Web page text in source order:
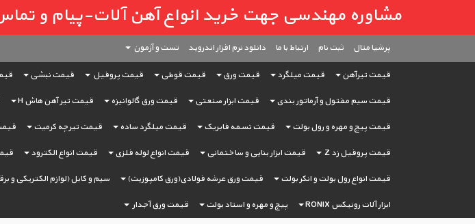
مشاوره مهندسی جهت خرید انواع آهن آلات-پیام و تماس واتس آپ
پرشیا متال ثبت ‌نام ارتباط با ما دانلود نرم افزار اندروید تست و آزمون
قیمت تیرآهن قیمت میلگرد قیمت ورق قیمت قوطی قیمت پروفیل قیمت نبشی
قیمت سیم مفتول و آرماتور بندی قیمت ابزار صنعتی قیمت ورق گالوانیزه قیمت تیر آهن هاش H
قیمت پیچ و مهره و رول بولت قیمت تسمه فابریک قیمت میلگرد ساده قیمت تیرچه کرمیت
قیمت پروفیل زد Z قیمت ابزار بنایی و ساختمانی قیمت انواع لوله فلزی قیمت انواع الکترود
قیمت انواع رول بولت و انکر بولت قیمت ورق عرشه فولادی(ورق کامپوزیت) سیم و کابل (لوازم الکتریکی و
ابزار آلات رونیکس RONIX پیچ و مهره و استاد بولت قیمت ورق آجدار